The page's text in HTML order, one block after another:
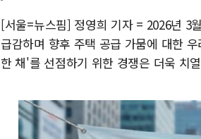
[서울=뉴스핌] 정영희 기자 = 2026년 3
급감하며 향후 주택 공급 가뭄에 대한
한 채'를 선점하기 위한 경쟁은 더욱 치